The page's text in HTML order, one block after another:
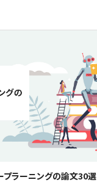
プラーニングの論文30選